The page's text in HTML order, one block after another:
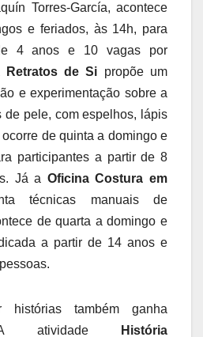
Torres-García, acontece
e feriados, às 14h, para
4 anos e 10 vagas por
Retratos de Si propõe um
e experimentação sobre a
de pele, com espelhos, lápis
de quinta a domingo e
participantes a partir de 8
Já a Oficina Costura em
técnicas manuais de
de quarta a domingo e
a partir de 14 anos e
também ganha
A atividade
História